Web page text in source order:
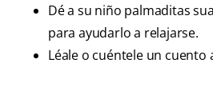
Dé a su niño palmaditas
para ayudarlo a relajarse.
Léale o cuéntele un cuento